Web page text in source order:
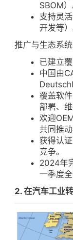
SBOM）
支持灵
开发等）
推广与生态系统
已建立
中国由
覆盖软
部署、
欢迎
共同推动
获得认
竞争。
2024年
一季度全
2. 在汽车工业